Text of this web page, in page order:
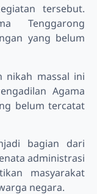
tersebut.
Tenggarong
yang belum
nikah massal ini
Agama
belum tercatat
bagian dari
administrasi
masyarakat
negara.